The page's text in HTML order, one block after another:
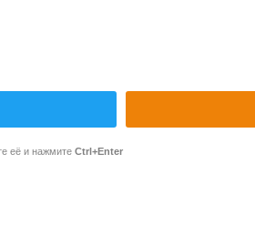
её и нажмите Ctrl+Enter